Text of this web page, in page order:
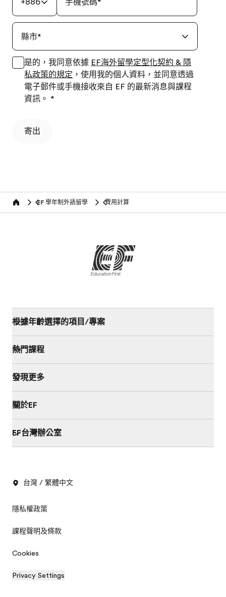
+886 手機號碼*
縣市*
是的，我同意依據 EF海外留學定型化契約 & 隱
私政策的規定 ，使用我的個人資料，並同意透過
電子郵件或手機接收來自 EF 的最新消息與課程
資訊。 *
寄出
Home EF 學年制外語留學 費用計算
根據年齡選擇的項目/專案
熱門課程
發現更多
關於EF
EF台灣辦公室
台灣 / 繁體中文
隱私權政策
課程聲明及條款
Cookies
Privacy Settings